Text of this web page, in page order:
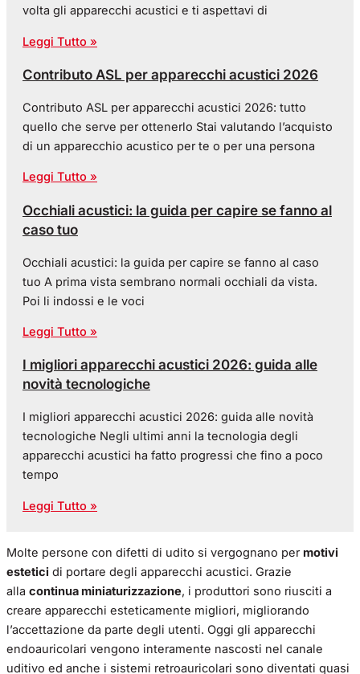
volta gli apparecchi acustici e ti aspettavi di
Leggi Tutto »
Contributo ASL per apparecchi acustici 2026
Contributo ASL per apparecchi acustici 2026: tutto
quello che serve per ottenerlo Stai valutando l’acquisto
di un apparecchio acustico per te o per una persona
Leggi Tutto »
Occhiali acustici: la guida per capire se fanno al
caso tuo
Occhiali acustici: la guida per capire se fanno al caso
tuo A prima vista sembrano normali occhiali da vista.
Poi li indossi e le voci
Leggi Tutto »
I migliori apparecchi acustici 2026: guida alle
novità tecnologiche
I migliori apparecchi acustici 2026: guida alle novità
tecnologiche Negli ultimi anni la tecnologia degli
apparecchi acustici ha fatto progressi che fino a poco
tempo
Leggi Tutto »
Molte persone con difetti di udito si vergognano per motivi
estetici di portare degli apparecchi acustici. Grazie
alla continua miniaturizzazione, i produttori sono riusciti a
creare apparecchi esteticamente migliori, migliorando
l’accettazione da parte degli utenti. Oggi gli apparecchi
endoauricolari vengono interamente nascosti nel canale
uditivo ed anche i sistemi retroauricolari sono diventati quasi